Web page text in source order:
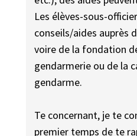
Les élèves-sous-
conseils/aides auprès
voire de la fondation
gendarmerie ou de la
gendarme.
Te concernant, je te
premier temps de te